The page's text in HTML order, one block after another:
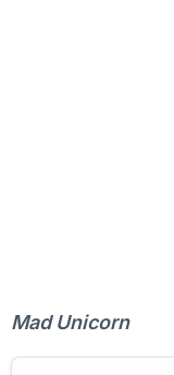
Mad Unicorn